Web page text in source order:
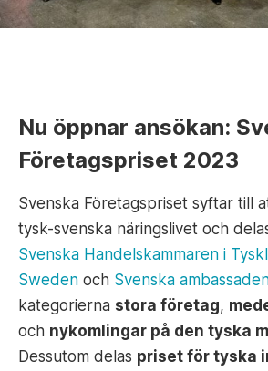
Nu öppnar ansökan:
Företagspriset 2023
Svenska Företagspriset syftar till
tysk-svenska näringslivet och
Svenska Handelskammaren i
Sweden och Svenska
kategorierna stora företag,
och nykomlingar på den tyska
Dessutom delas priset för tyska